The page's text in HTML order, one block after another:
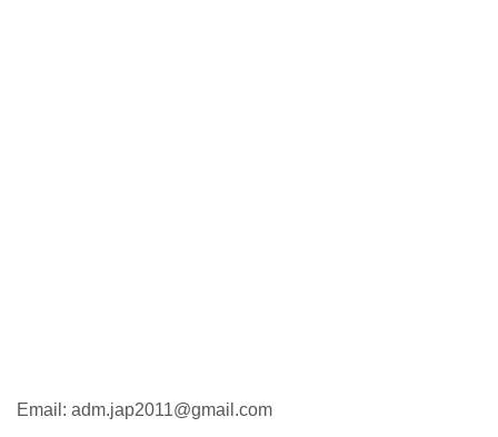
Email: adm.jap2011@gmail.com